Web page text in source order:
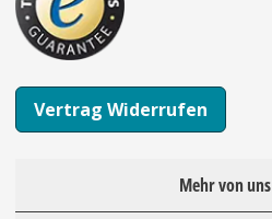
Vertrag Widerrufen
Mehr von uns